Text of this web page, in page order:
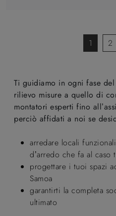
1 2
Ti guidiamo in ogni fase
rilievo misure a quello di
montatori esperti fino
perciò affidati a noi se
arredare locali
d’arredo che fa al caso
progettare i tuoi spazi
Samoa
garantirti la completa
ultimato